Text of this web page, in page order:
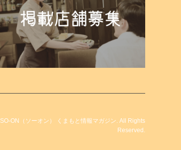
SO-ON（ソーオン） くまもと情報マガジン. All Rights
Reserved.